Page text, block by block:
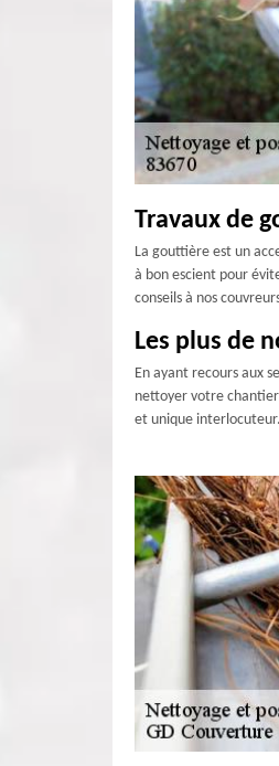
Travaux de
La gouttière est un
à bon escient pour
conseils à nos
Les plus de
En ayant recours aux
nettoyer votre chantier
et unique